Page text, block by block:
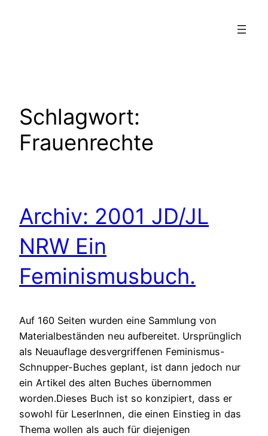
Schlagwort:
Frauenrechte
Archiv: 2001 JD/JL
NRW Ein
Feminismusbuch.
Auf 160 Seiten wurden eine Sammlung von
Materialbeständen neu aufbereitet. Ursprünglich
als Neuauflage desvergriffenen Feminismus-
Schnupper-Buches geplant, ist dann jedoch nur
ein Artikel des alten Buches übernommen
worden.Dieses Buch ist so konzipiert, dass er
sowohl für LeserInnen, die einen Einstieg in das
Thema wollen als auch für diejenigen